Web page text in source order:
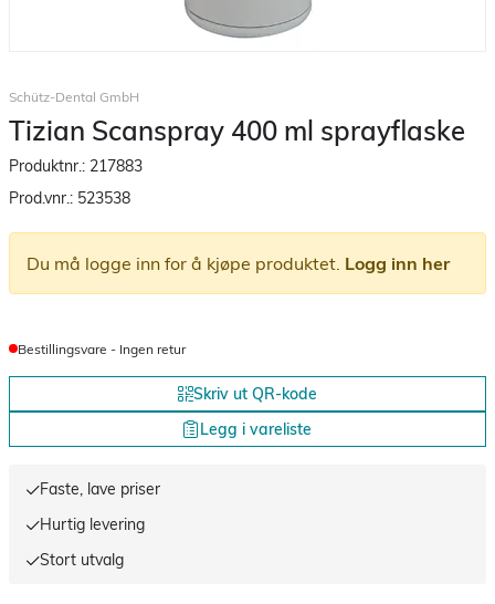
Schütz-Dental GmbH
Tizian Scanspray 400 ml sprayflaske
Produktnr.: 217883
Prod.vnr.: 523538
Du må logge inn for å kjøpe produktet. Logg inn her
Bestillingsvare - Ingen retur
Skriv ut QR-kode
Legg i vareliste
Faste, lave priser
Hurtig levering
Stort utvalg